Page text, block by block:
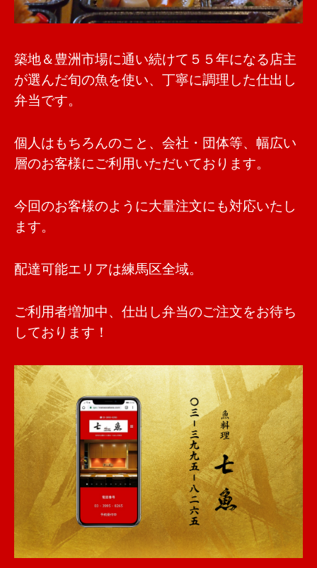
築地＆豊洲市場に通い続けて５５年になる店主
が選んだ旬の魚を使い、丁寧に調理した仕出し
弁当です。
個人はもちろんのこと、会社・団体等、幅広い
層のお客様にご利用いただいております。
今回のお客様のように大量注文にも対応いたし
ます。
配達可能エリアは練馬区全域。
ご利用者増加中、仕出し弁当のご注文をお待ち
しております！